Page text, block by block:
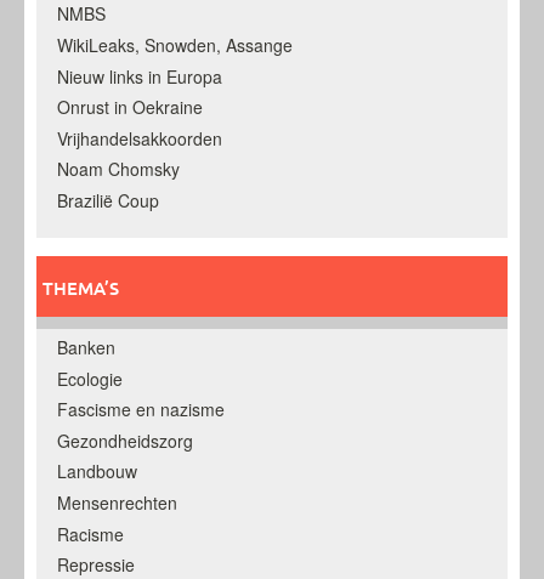
NMBS
WikiLeaks, Snowden, Assange
Nieuw links in Europa
Onrust in Oekraine
Vrijhandelsakkoorden
Noam Chomsky
Brazilië Coup
THEMA’S
Banken
Ecologie
Fascisme en nazisme
Gezondheidszorg
Landbouw
Mensenrechten
Racisme
Repressie